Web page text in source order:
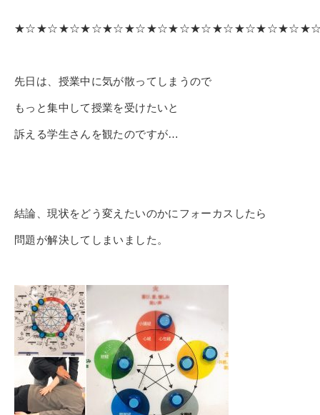
先日は、授業中に気が散ってしまうので
もっと集中して授業を受けたいと
訴える学生さんを観たのですが…
結論、現状をどう変えたいのかにフォーカスしたら
問題が解決してしまいました。